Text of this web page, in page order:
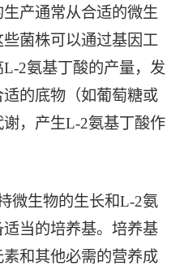
产通常从合适的微生
菌株可以通过基因工
2氨基丁酸的产量，发
的底物（如葡萄糖或
，产生L-2氨基丁酸作
微生物的生长和L-2氨
当的培养基。培养基
和其他必需的营养成